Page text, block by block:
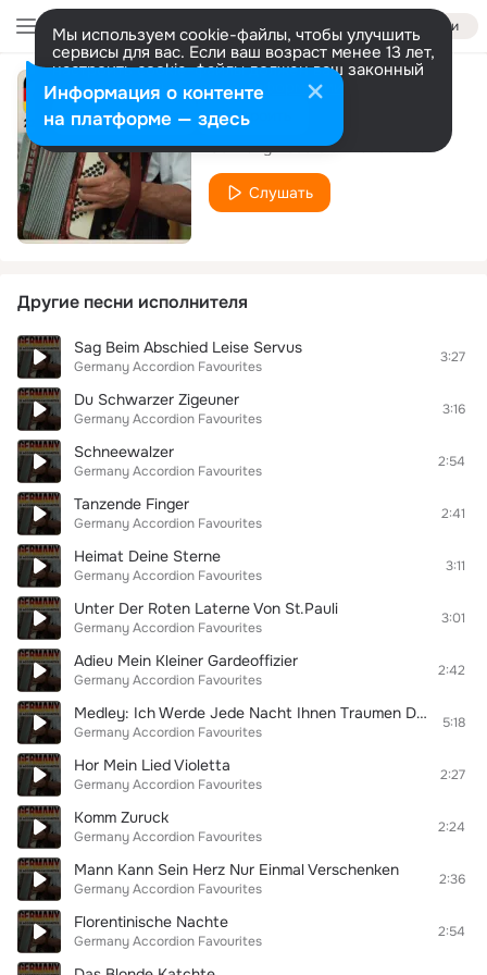
Войти
Мы используем cookie-файлы, чтобы улучшить
сервисы для вас. Если ваш возраст менее 13 лет,
настроить cookie-файлы должен ваш законный
представитель. Больше информации
Разрешить все Настроить
Erika
Germany Accordion Favourites
Слушать
Другие песни исполнителя
Sag Beim Abschied Leise Servus
Germany Accordion Favourites
3:27
Du Schwarzer Zigeuner
Germany Accordion Favourites
3:16
Schneewalzer
Germany Accordion Favourites
2:54
Tanzende Finger
Germany Accordion Favourites
2:41
Heimat Deine Sterne
Germany Accordion Favourites
3:11
Unter Der Roten Laterne Von St.Pauli
Germany Accordion Favourites
3:01
Adieu Mein Kleiner Gardeoffizier
Germany Accordion Favourites
2:42
Medley: Ich Werde Jede Nacht Ihnen Traumen Du Hast Gluck Bei Den Frau' N Bel Ami Wenn Der Weisse Flieder Wieder Bluht Im Leben Geht Alles Voruber
Germany Accordion Favourites
5:18
Hor Mein Lied Violetta
Germany Accordion Favourites
2:27
Komm Zuruck
Germany Accordion Favourites
2:24
Mann Kann Sein Herz Nur Einmal Verschenken
Germany Accordion Favourites
2:36
Florentinische Nachte
Germany Accordion Favourites
2:54
Информация о контенте
на платформе — здесь